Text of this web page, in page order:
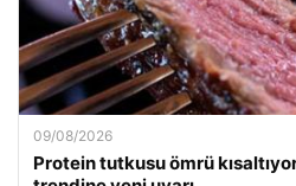
09/08/2026
Protein tutkusu ömrü